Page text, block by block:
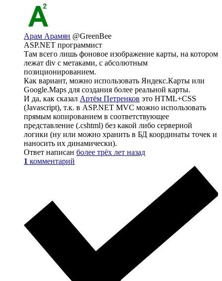
Арам Арамян @GreenBee
ASP.NET программист
Там всего лишь фоновое изображение карты, на котором
лежат div с метаками, с абсолютным
позиционированием.
Как вариант, можно использовать Яндекс.Карты или
Google.Maps для создания более реальной карты.
И да, как сказал Артём Петренков это HTML+CSS
(Javascript), т.к. в ASP.NET MVC можно использовать
прямым копированием в соответствующее
представление (.cshtml) без какой либо серверной
логики (ну или можно хранить в БД координаты точек и
наносить их динамически).
Ответ написан более трёх лет назад
1 комментарий